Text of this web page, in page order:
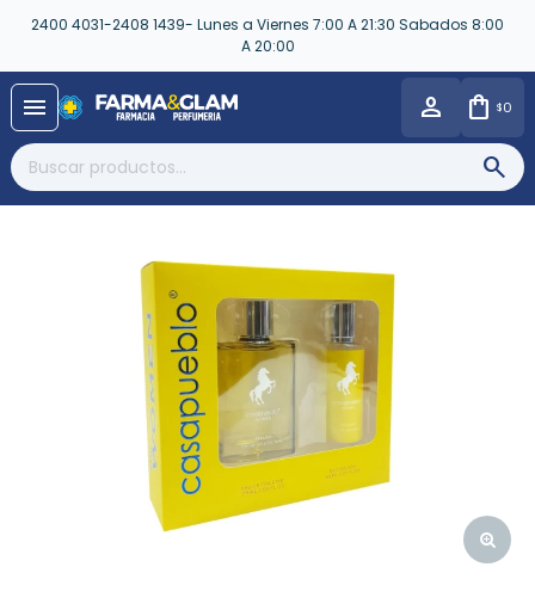
2400 4031-2408 1439- Lunes a Viernes 7:00 A 21:30 Sabados 8:00
A 20:00
menu $0